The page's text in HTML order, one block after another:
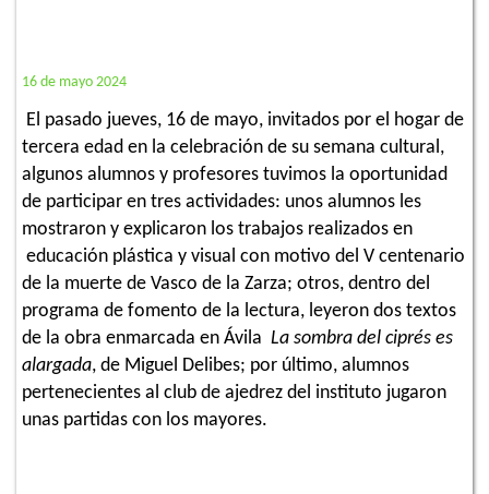
16 de mayo 2024
El pasado jueves, 16 de mayo, invitados por el hogar de
tercera edad en la celebración de su semana cultural,
algunos alumnos y profesores tuvimos la oportunidad
de participar en tres actividades: unos alumnos les
mostraron y explicaron los trabajos realizados en
educación plástica y visual con motivo del V centenario
de la muerte de Vasco de la Zarza; otros, dentro del
programa de fomento de la lectura, leyeron dos textos
de la obra enmarcada en Ávila La sombra del ciprés es
alargada, de Miguel Delibes; por último, alumnos
pertenecientes al club de ajedrez del instituto jugaron
unas partidas con los mayores.